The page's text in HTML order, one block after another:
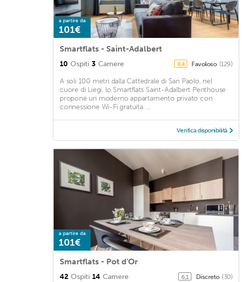
a partire da
101€
Smartflats - Saint-Adalbert
10 Ospiti 3 Camere 8,4 Favoloso (129)
A soli 100 metri dalla Cattedrale di San Paolo, nel
cuore di Liegi, lo Smartflats Saint-Adalbert Penthouse
propone un moderno appartamento privato con
connessione Wi-Fi gratuita. ...
Verifica disponibilità
a partire da
101€
Smartflats - Pot d'Or
42 Ospiti 14 Camere 6,1 Discreto (30)